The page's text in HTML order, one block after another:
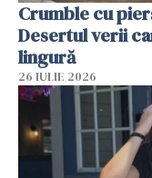
Crumble cu
Desertul verii
lingură
26 IULIE 2026